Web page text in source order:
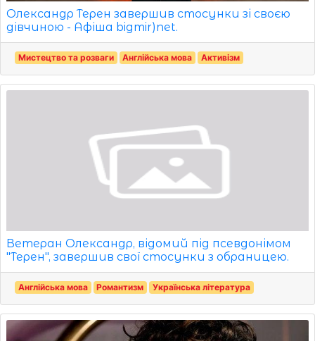
Олександр Терен завершив стосунки зі своєю
дівчиною - Афіша bigmir)net.
Мистецтво та розваги Англійська мова Активізм
Ветеран Олександр, відомий під псевдонімом
"Терен", завершив свої стосунки з обраницею.
Англійська мова Романтизм Українська література